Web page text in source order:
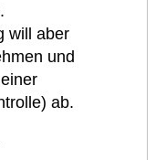
will aber
und
ab.